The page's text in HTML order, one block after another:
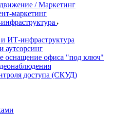
/ Маркетинг
маркетинг
ИТ-инфраструктура
аутсорсинг
оснащение офиса "под ключ"
доступа (СКУД)